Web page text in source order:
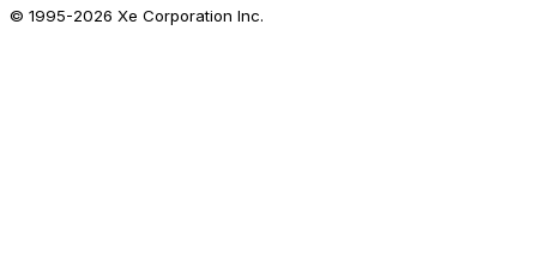
© 1995-2026 Xe Corporation Inc.